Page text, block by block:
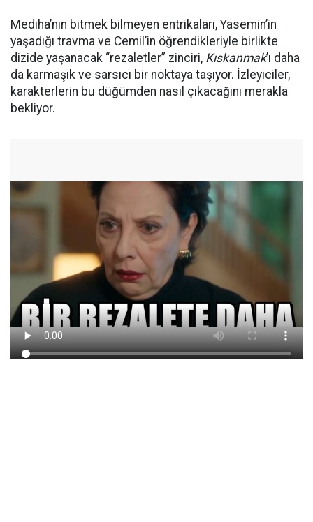
Mediha’nın bitmek bilmeyen entrikaları, Yasemin’in
yaşadığı travma ve Cemil’in öğrendikleriyle birlikte
dizide yaşanacak “rezaletler” zinciri, Kıskanmak’ı daha
da karmaşık ve sarsıcı bir noktaya taşıyor. İzleyiciler,
karakterlerin bu düğümden nasıl çıkacağını merakla
bekliyor.